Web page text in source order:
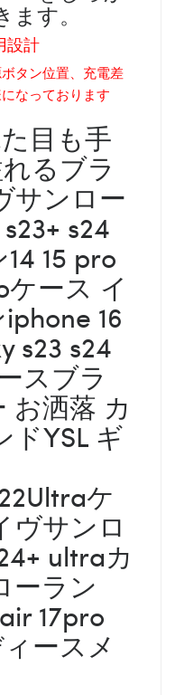
ます。
設計
タン位置、充電差
なっております
た目も手
るブラ
サンロー
s24
15 pro
ケース イ
16
s23 s24
スブラ
お洒落 カ
ドYSL ギ
ケ
ヴサンロ
ultraカ
ーラン
17pro
ースメ